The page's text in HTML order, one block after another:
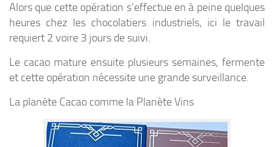
Alors que cette opération s’effectue en à peine quelques
heures chez les chocolatiers industriels, ici le travail
requiert 2 voire 3 jours de suivi.
Le cacao mature ensuite plusieurs semaines, fermente
et cette opération nécessite une grande surveillance.
La planète Cacao comme la Planète Vins